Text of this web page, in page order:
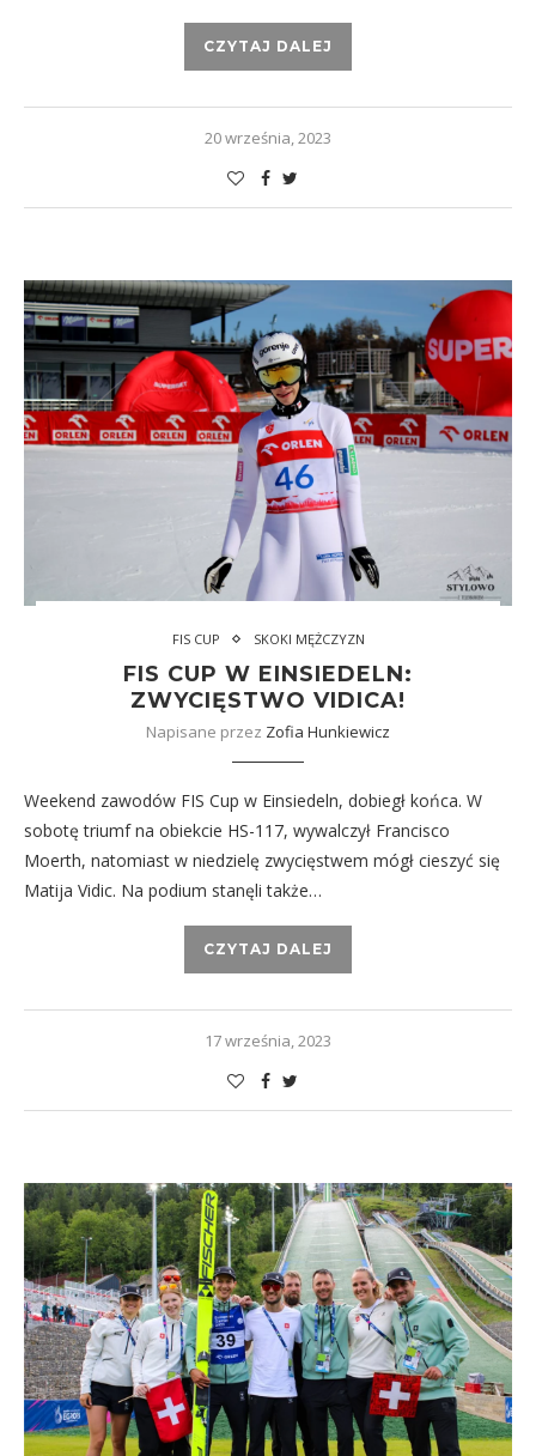
CZYTAJ DALEJ
20 września, 2023
FIS CUP SKOKI MĘŻCZYZN
FIS CUP W EINSIEDELN:
ZWYCIĘSTWO VIDICA!
Napisane przez Zofia Hunkiewicz
Weekend zawodów FIS Cup w Einsiedeln, dobiegł końca. W
sobotę triumf na obiekcie HS-117, wywalczył Francisco
Moerth, natomiast w niedzielę zwycięstwem mógł cieszyć się
Matija Vidic. Na podium stanęli także…
CZYTAJ DALEJ
17 września, 2023